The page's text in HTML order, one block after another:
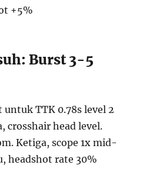
+5%
Burst 3-5
TTK 0.78s level 2
crosshair head level.
Ketiga, scope 1x mid-
headshot rate 30%